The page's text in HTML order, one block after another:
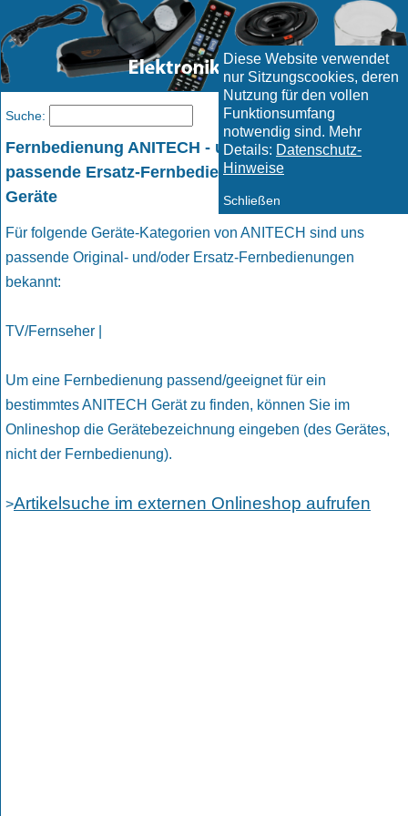
Diese Website verwendet
nur Sitzungscookies, deren
Nutzung für den vollen
Funktionsumfang
notwendig sind. Mehr
Details: Datenschutz-
Hinweise
Schließen
Fernbedienung ANITECH - und geeignete
passende Ersatz-Fernbedienungen für ANITECH
Geräte
Für folgende Geräte-Kategorien von ANITECH sind uns
passende Original- und/oder Ersatz-Fernbedienungen
bekannt:
TV/Fernseher |
Um eine Fernbedienung passend/geeignet für ein
bestimmtes ANITECH Gerät zu finden, können Sie im
Onlineshop die Gerätebezeichnung eingeben (des Gerätes,
nicht der Fernbedienung).
>Artikelsuche im externen Onlineshop aufrufen
Suche: